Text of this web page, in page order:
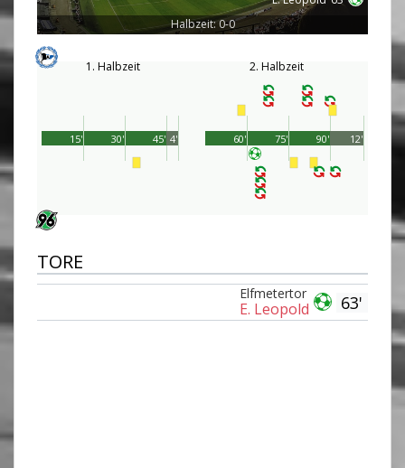
Halbzeit: 0-0
1. Halbzeit
45'
15' 30' 4'
2. Halbzeit
90'
60' 75' 12'
TORE
63'
Elfmetertor
E. Leopold